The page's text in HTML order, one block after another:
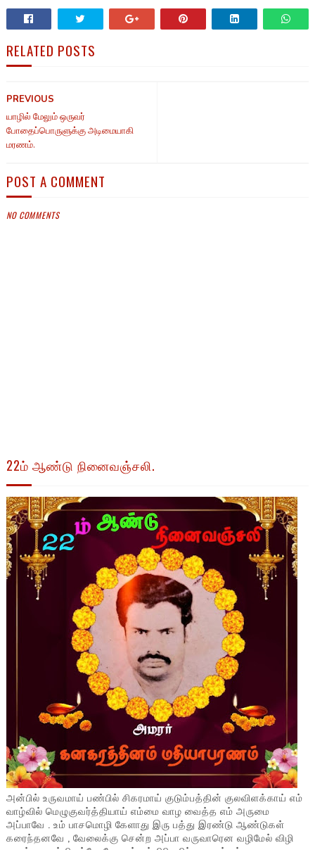
RELATED POSTS
PREVIOUS
யாழில் மேலும் ஒருவர்
போதைப்பொருளுக்கு அடிமையாகி
மரணம்.
POST A COMMENT
NO COMMENTS
22ம் ஆண்டு நினைவஞ்சலி.
அன்பில் உருவமாய் பண்பில் சிகரமாய் குடும்பத்தின் குலவிளக்காய் எம்
வாழ்வில் மெழுகுவர்த்தியாய் எம்மை வாழ வைத்த எம் அருமை
அப்பாவே . உம் பாசமொழி கேளாது இரு பத்து இரண்டு ஆண்டுகள்
கரைந்தனவே , வேலைக்கு சென்ற அப்பா வருவாரென வழிமேல் விழி